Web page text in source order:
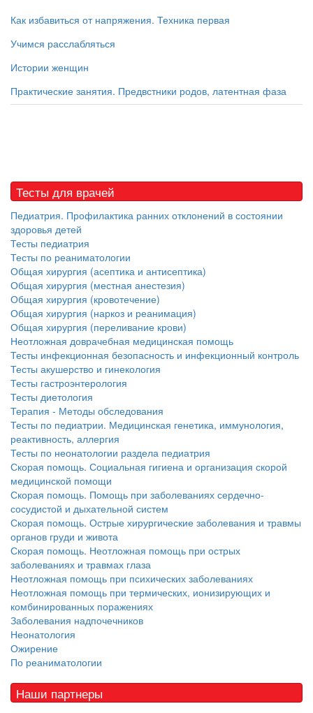
Как избавиться от напряжения. Техника первая
Учимся расслабляться
Истории женщин
Практические занятия. Предвстники родов, латентная фаза
Тесты для врачей
Педиатрия. Профилактика ранних отклонений в состоянии
здоровья детей
Тесты педиатрия
Тесты по реаниматологии
Общая хирургия (асептика и антисептика)
Общая хирургия (местная анестезия)
Общая хирургия (кровотечение)
Общая хирургия (наркоз и реанимация)
Общая хирургия (переливание крови)
Неотложная доврачебная медицинская помощь
Тесты инфекционная безопасность и инфекционный контроль
Тесты акушерство и гинекология
Тесты гастроэнтерология
Тесты диетология
Терапия - Методы обследования
Тесты по педиатрии. Медицинская генетика, иммунология,
реактивность, аллергия
Тесты по неонатологии раздела педиатрия
Скорая помощь. Социальная гигиена и организация скорой
медицинской помощи
Скорая помощь. Помощь при заболеваниях сердечно-
сосудистой и дыхательной систем
Скорая помощь. Острые хирургические заболевания и травмы
органов груди и живота
Скорая помощь. Неотложная помощь при острых
заболеваниях и травмах глаза
Неотложная помощь при психических заболеваниях
Неотложная помощь при термических, ионизирующих и
комбинированных поражениях
Заболевания надпочечников
Неонатология
Ожирение
По реаниматологии
Наши партнеры